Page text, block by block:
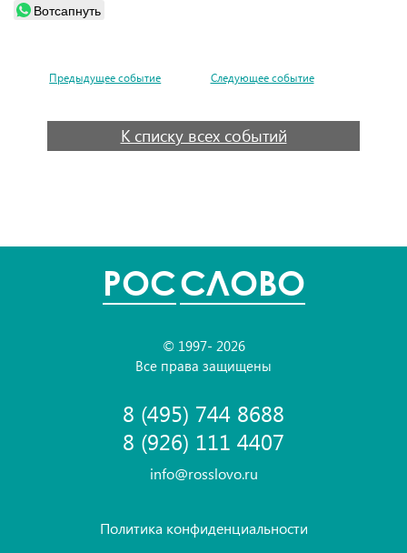
Вотсапнуть
Предыдущее событие Следующее событие
К списку всех событий
POCСЛОВО
© 1997- 2026
Все права защищены
8 (495) 744 8688
8 (926) 111 4407
info@rosslovo.ru
Политика конфиденциальности